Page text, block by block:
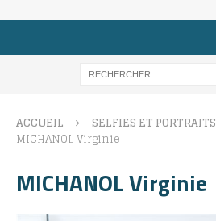
ACCUEIL SELFIES ET PORTRAITS
MICHANOL Virginie
MICHANOL Virginie